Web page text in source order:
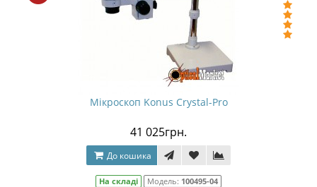
Мікроскоп Konus Crystal-Pro
41 025грн.
До кошика
На складі Модель: 100495-04